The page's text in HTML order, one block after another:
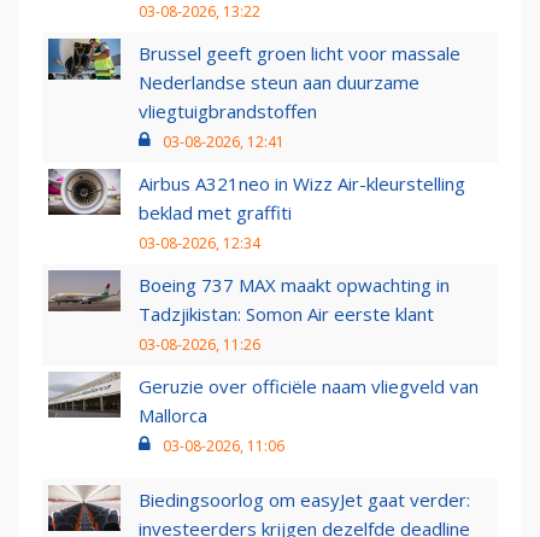
03-08-2026, 13:22
Brussel geeft groen licht voor massale
Nederlandse steun aan duurzame
vliegtuigbrandstoffen
03-08-2026, 12:41
Airbus A321neo in Wizz Air-kleurstelling
beklad met graffiti
03-08-2026, 12:34
Boeing 737 MAX maakt opwachting in
Tadzjikistan: Somon Air eerste klant
03-08-2026, 11:26
Geruzie over officiële naam vliegveld van
Mallorca
03-08-2026, 11:06
Biedingsoorlog om easyJet gaat verder:
investeerders krijgen dezelfde deadline